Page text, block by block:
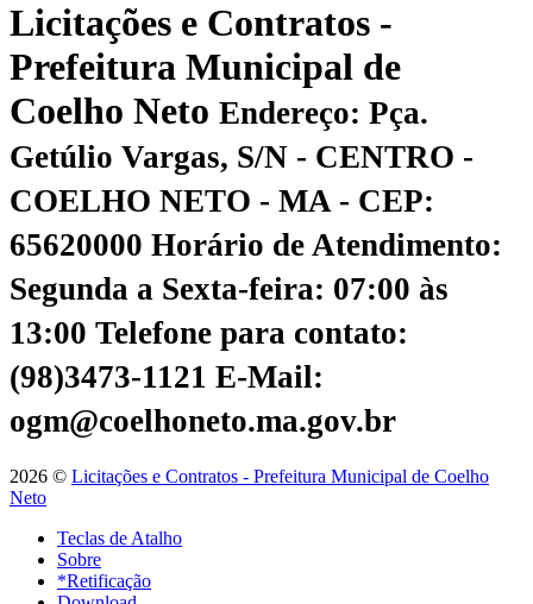
Licitações e Contratos -
Prefeitura Municipal de
Coelho Neto Endereço: Pça.
Getúlio Vargas, S/N - CENTRO -
COELHO NETO - MA - CEP:
65620000 Horário de Atendimento:
Segunda a Sexta-feira: 07:00 às
13:00 Telefone para contato:
(98)3473-1121 E-Mail:
ogm@coelhoneto.ma.gov.br
2026 © Licitações e Contratos - Prefeitura Municipal de Coelho
Neto
Teclas de Atalho
Sobre
*Retificação